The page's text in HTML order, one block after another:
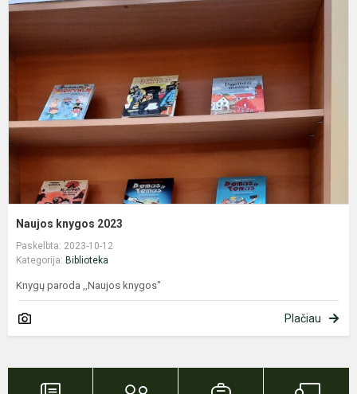
Naujos knygos 2023
Paskelbta: 2023-10-12
Kategorija: Biblioteka
Knygų paroda ,,Naujos knygos"
Plačiau